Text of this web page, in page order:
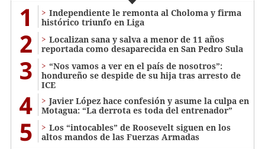
1
Independiente le remonta al Choloma y firma
histórico triunfo en Liga
2
Localizan sana y salva a menor de 11 años
reportada como desaparecida en San Pedro Sula
3
“Nos vamos a ver en el país de nosotros”:
hondureño se despide de su hija tras arresto de
ICE
4
Javier López hace confesión y asume la culpa en
Motagua: “La derrota es toda del entrenador”
5
Los “intocables” de Roosevelt siguen en los
altos mandos de las Fuerzas Armadas